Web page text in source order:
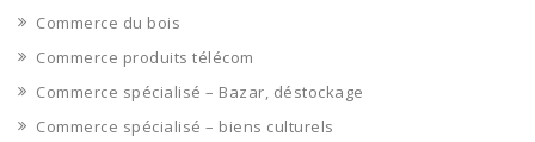
Commerce du bois
Commerce produits télécom
Commerce spécialisé – Bazar, déstockage
Commerce spécialisé – biens culturels